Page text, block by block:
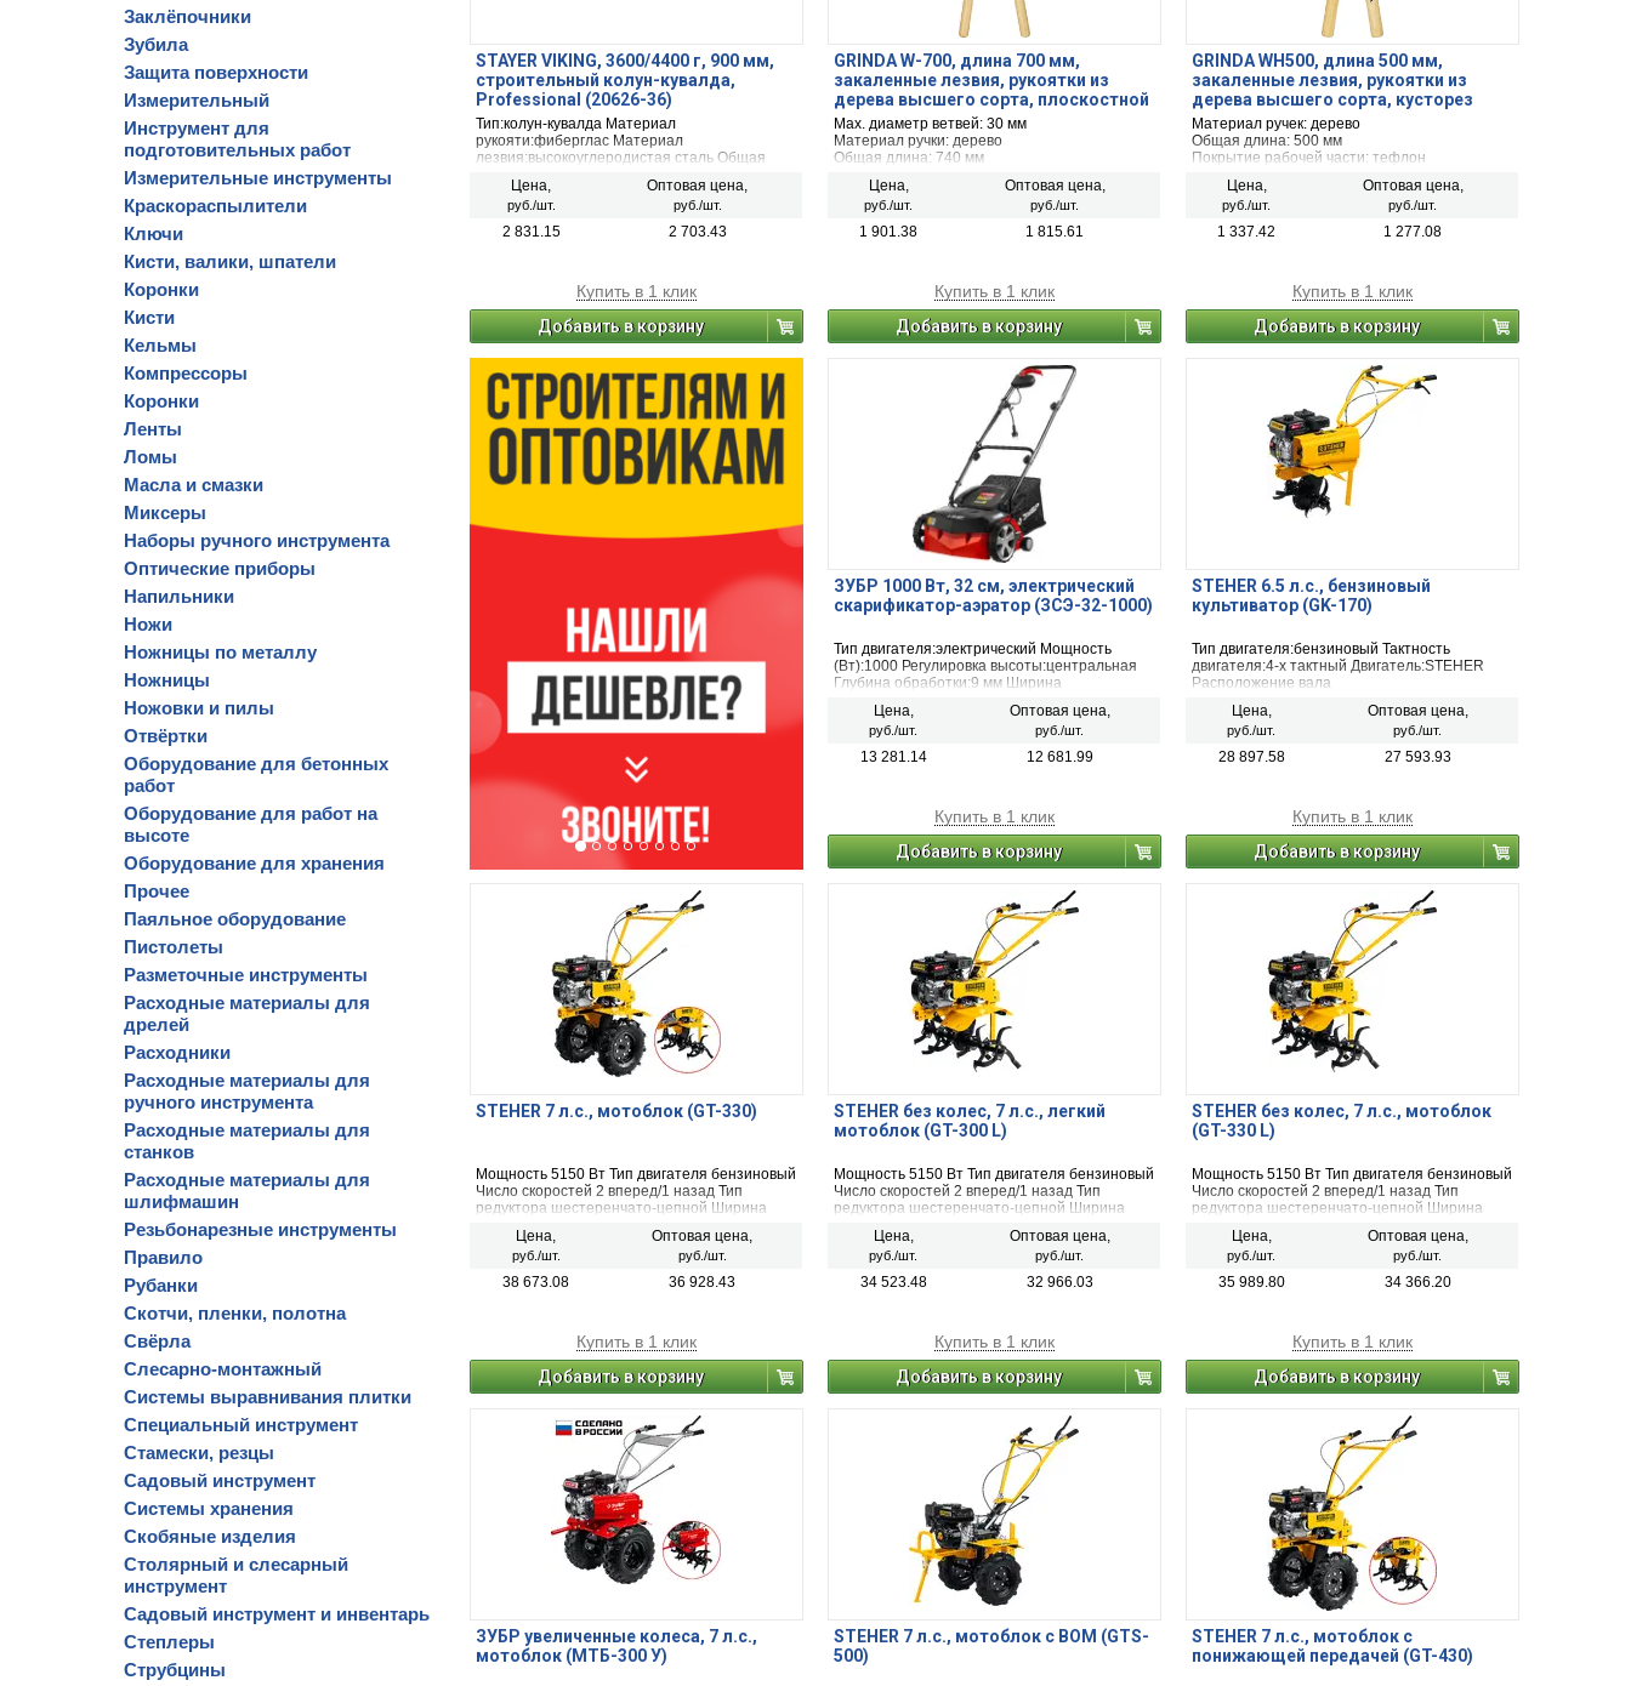
Заклёпочники
Зубила
Защита поверхности
Измерительный
Инструмент для
подготовительных работ
Измерительные инструменты
Краскораспылители
Ключи
Кисти, валики, шпатели
Коронки
Кисти
Кельмы
Компрессоры
Коронки
Ленты
Ломы
Масла и смазки
Миксеры
Наборы ручного инструмента
Оптические приборы
Напильники
Ножи
Ножницы по металлу
Ножницы
Ножовки и пилы
Отвёртки
Оборудование для бетонных
работ
Оборудование для работ на
высоте
Оборудование для хранения
Прочее
Паяльное оборудование
Пистолеты
Разметочные инструменты
Расходные материалы для
дрелей
Расходники
Расходные материалы для
ручного инструмента
Расходные материалы для
станков
Расходные материалы для
шлифмашин
Резьбонарезные инструменты
Правило
Рубанки
Скотчи, пленки, полотна
Свёрла
Слесарно-монтажный
Системы выравнивания плитки
Специальный инструмент
Стамески, резцы
Садовый инструмент
Системы хранения
Скобяные изделия
Столярный и слесарный
инструмент
Садовый инструмент и инвентарь
Степлеры
Струбцины
STAYER VIKING, 3600/4400 г, 900 мм,
строительный колун-кувалда,
Professional (20626-36)
Тип:колун-кувалда Материал
рукояти:фиберглас Материал
лезвия:высокоуглеродистая сталь Общая
лезвия:3.6 кг Вид упаковки:без упаковки
Цена,
руб./шт.
Оптовая цена,
руб./шт.
2 831.15 2 703.43
Купить в 1 клик
Добавить в корзину
GRINDA W-700, длина 700 мм,
закаленные лезвия, рукоятки из
дерева высшего сорта, плоскостной
сучкорез (40232)
Max. диаметр ветвей: 30 мм
Материал ручки: дерево
Общая длина: 740 мм
Цена,
руб./шт.
Оптовая цена,
руб./шт.
1 901.38 1 815.61
Купить в 1 клик
Добавить в корзину
GRINDA WH500, длина 500 мм,
закаленные лезвия, рукоятки из
дерева высшего сорта, кусторез
(40252)
Материал ручек: дерево
Общая длина: 500 мм
Покрытие рабочей части: тефлон
Цена,
руб./шт.
Оптовая цена,
руб./шт.
1 337.42 1 277.08
Купить в 1 клик
Добавить в корзину
ЗУБР 1000 Вт, 32 см, электрический
скарификатор-аэратор (ЗСЭ-32-1000)
Тип двигателя:электрический Мощность
(Вт):1000 Регулировка высоты:центральная
Глубина обработки:9 мм Ширина
Вес нетто:11 кг
Цена,
руб./шт.
Оптовая цена,
руб./шт.
13 281.14 12 681.99
Купить в 1 клик
Добавить в корзину
STEHER 6.5 л.с., бензиновый
культиватор (GK-170)
Тип двигателя:бензиновый Тактность
двигателя:4-х тактный Двигатель:STEHER
Расположение вала
(Вт):4800 Мощность (л.с.):6.5 Ширина
обработки:550 мм
Цена,
руб./шт.
Оптовая цена,
руб./шт.
28 897.58 27 593.93
Купить в 1 клик
Добавить в корзину
STEHER 7 л.с., мотоблок (GT-330)
Мощность 5150 Вт Тип двигателя бензиновый
Число скоростей 2 вперед/1 назад Тип
редуктора шестеренчато-цепной Ширина
Цена,
руб./шт.
Оптовая цена,
руб./шт.
38 673.08 36 928.43
Купить в 1 клик
Добавить в корзину
STEHER без колес, 7 л.с., легкий
мотоблок (GT-300 L)
Мощность 5150 Вт Тип двигателя бензиновый
Число скоростей 2 вперед/1 назад Тип
редуктора шестеренчато-цепной Ширина
Цена,
руб./шт.
Оптовая цена,
руб./шт.
34 523.48 32 966.03
Купить в 1 клик
Добавить в корзину
STEHER без колес, 7 л.с., мотоблок
(GT-330 L)
Мощность 5150 Вт Тип двигателя бензиновый
Число скоростей 2 вперед/1 назад Тип
редуктора шестеренчато-цепной Ширина
Цена,
руб./шт.
Оптовая цена,
руб./шт.
35 989.80 34 366.20
Купить в 1 клик
Добавить в корзину
ЗУБР увеличенные колеса, 7 л.с.,
мотоблок (МТБ-300 У)
STEHER 7 л.с., мотоблок с ВОМ (GTS-
500)
STEHER 7 л.с., мотоблок с
понижающей передачей (GT-430)